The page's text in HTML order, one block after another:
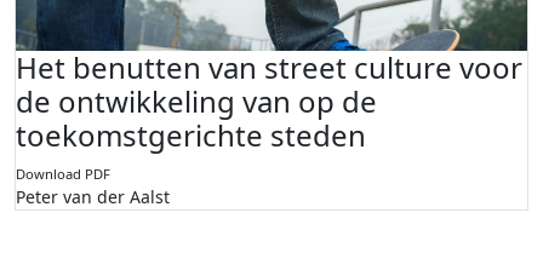
Het benutten van street culture voor
de ontwikkeling van op de
toekomstgerichte steden
Download PDF
Peter van der Aalst